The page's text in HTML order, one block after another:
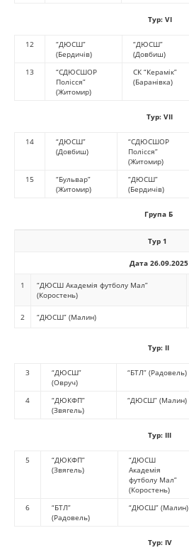
Тур: VI
12
“ДЮСШ”
(Бердичів)
“ДЮСШ”
(Довбиш)
13
“СДЮСШОР
Полісся”
(Житомир)
СК “Керамік”
(Баранівка)
Тур: VII
14
“ДЮСШ”
(Довбиш)
“СДЮСШОР
Полісся”
(Житомир)
15
“Бульвар”
(Житомир)
“ДЮСШ”
(Бердичів)
Група Б
Тур 1
Дата 26.09.2025
1
“ДЮСШ Академія футболу Мал”
(Коростень)
2 “ДЮСШ” (Малин)
Тур: II
3
“ДЮСШ”
(Овруч)
“БТЛ” (Радовель)
4
“ДЮКФП”
(Звягель)
“ДЮСШ” (Малин)
Тур: III
5
“ДЮКФП”
(Звягель)
“ДЮСШ
Академія
футболу Мал”
(Коростень)
6
“БТЛ”
(Радовель)
“ДЮСШ” (Малин)
Тур: IV